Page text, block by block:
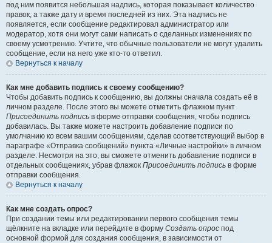
под ним появится небольшая надпись, которая показывает количество
правок, а также дату и время последней из них. Эта надпись не
появляется, если сообщение редактировал администратор или
модератор, хотя они могут сами написать о сделанных изменениях по
своему усмотрению. Учтите, что обычные пользователи не могут удалить
сообщение, если на него уже кто-то ответил.
Вернуться к началу
Как мне добавить подпись к своему сообщению?
Чтобы добавить подпись к сообщению, вы должны сначала создать её в
личном разделе. После этого вы можете отметить флажком пункт
Присоединить подпись в форме отправки сообщения, чтобы подпись
добавилась. Вы также можете настроить добавление подписи по
умолчанию ко всем вашим сообщениям, сделав соответствующий выбор в
параграфе «Отправка сообщений» пункта «Личные настройки» в личном
разделе. Несмотря на это, вы сможете отменить добавление подписи в
отдельных сообщениях, убрав флажок Присоединить подпись в форме
отправки сообщения.
Вернуться к началу
Как мне создать опрос?
При создании темы или редактировании первого сообщения темы
щёлкните на вкладке или перейдите в форму Создать опрос под
основной формой для создания сообщения, в зависимости от